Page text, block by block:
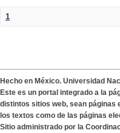
1
Hecho en México. Universidad
Este es un portal integrado a la
distintos sitios web, sean páginas
los textos como de las páginas
Sitio administrado por la